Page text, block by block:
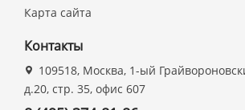
Карта сайта
Контакты
109518, Москва, 1-ый
д.20, стр. 35, офис 607